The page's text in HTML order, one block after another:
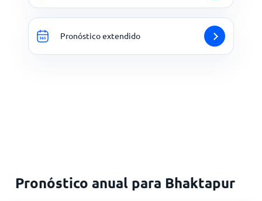
Pronóstico extendido
Pronóstico anual para Bhaktapur